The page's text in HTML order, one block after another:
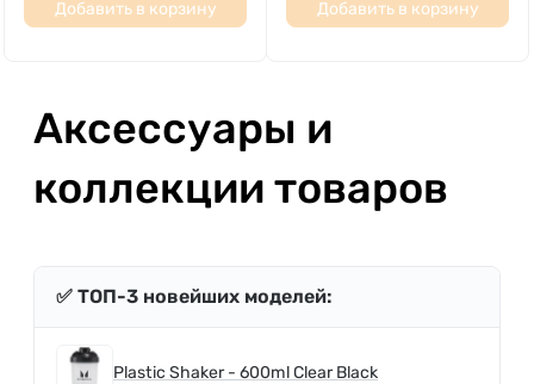
Добавить в корзину Добавить в корзину
Аксессуары и
коллекции товаров
✅ ТОП-3 новейших моделей:
Plastic Shaker - 600ml Clear Black